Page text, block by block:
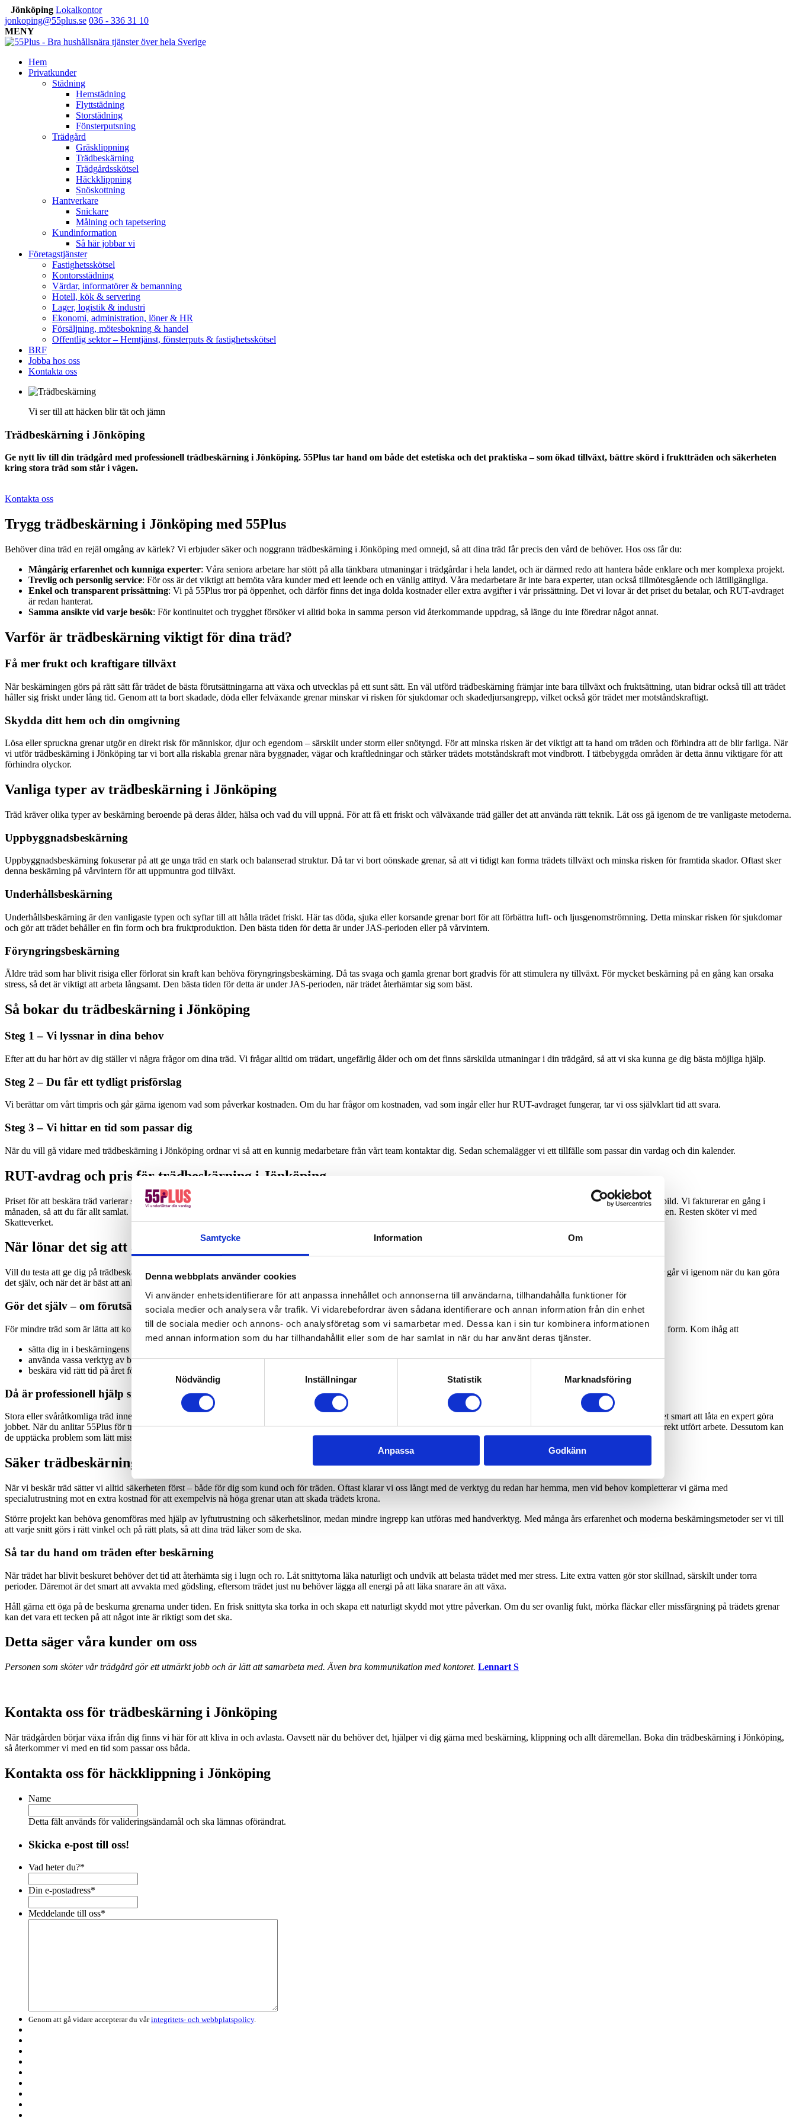
Samtycke Information Om
Denna webbplats använder cookies
Vi använder enhetsidentifierare för att anpassa innehållet och annonserna till användarna, tillhandahålla funktioner för
sociala medier och analysera vår trafik. Vi vidarebefordrar även sådana identifierare och annan information från din enhet
till de sociala medier och annons- och analysföretag som vi samarbetar med. Dessa kan i sin tur kombinera informationen
med annan information som du har tillhandahållit eller som de har samlat in när du har använt deras tjänster.
Samtyckesval
Nödvändig
Inställningar Statistik Marknadsföring
Anpassa Godkänn
Jönköping Lokalkontor
jonkoping@55plus.se 036 - 336 31 10
MENY
Hem
Privatkunder
Städning
Hemstädning
Flyttstädning
Storstädning
Fönsterputsning
Trädgård
Gräsklippning
Trädbeskärning
Trädgårdsskötsel
Häckklippning
Snöskottning
Hantverkare
Snickare
Målning och tapetsering
Kundinformation
Så här jobbar vi
Företagstjänster
Fastighetsskötsel
Kontorsstädning
Värdar, informatörer & bemanning
Hotell, kök & servering
Lager, logistik & industri
Ekonomi, administration, löner & HR
Försäljning, mötesbokning & handel
Offentlig sektor – Hemtjänst, fönsterputs & fastighetsskötsel
BRF
Jobba hos oss
Kontakta oss
Vi ser till att häcken blir tät och jämn
Trädbeskärning i Jönköping
Ge nytt liv till din trädgård med professionell trädbeskärning i Jönköping. 55Plus tar hand om både det estetiska och det praktiska – som ökad tillväxt, bättre skörd i fruktträden och säkerheten
kring stora träd som står i vägen.
Kontakta oss
Trygg trädbeskärning i Jönköping med 55Plus
Behöver dina träd en rejäl omgång av kärlek? Vi erbjuder säker och noggrann trädbeskärning i Jönköping med omnejd, så att dina träd får precis den vård de behöver. Hos oss får du:
Mångårig erfarenhet och kunniga experter: Våra seniora arbetare har stött på alla tänkbara utmaningar i trädgårdar i hela landet, och är därmed redo att hantera både enklare och mer komplexa projekt.
Trevlig och personlig service: För oss är det viktigt att bemöta våra kunder med ett leende och en vänlig attityd. Våra medarbetare är inte bara experter, utan också tillmötesgående och lättillgängliga.
Enkel och transparent prissättning: Vi på 55Plus tror på öppenhet, och därför finns det inga dolda kostnader eller extra avgifter i vår prissättning. Det vi lovar är det priset du betalar, och RUT-avdraget
är redan hanterat.
Samma ansikte vid varje besök: För kontinuitet och trygghet försöker vi alltid boka in samma person vid återkommande uppdrag, så länge du inte föredrar något annat.
Varför är trädbeskärning viktigt för dina träd?
Få mer frukt och kraftigare tillväxt
När beskärningen görs på rätt sätt får trädet de bästa förutsättningarna att växa och utvecklas på ett sunt sätt. En väl utförd trädbeskärning främjar inte bara tillväxt och fruktsättning, utan bidrar också till att trädet
håller sig friskt under lång tid. Genom att ta bort skadade, döda eller felväxande grenar minskar vi risken för sjukdomar och skadedjursangrepp, vilket också gör trädet mer motståndskraftigt.
Skydda ditt hem och din omgivning
Lösa eller spruckna grenar utgör en direkt risk för människor, djur och egendom – särskilt under storm eller snötyngd. För att minska risken är det viktigt att ta hand om träden och förhindra att de blir farliga. När
vi utför trädbeskärning i Jönköping tar vi bort alla riskabla grenar nära byggnader, vägar och kraftledningar och stärker trädets motståndskraft mot vindbrott. I tätbebyggda områden är detta ännu viktigare för att
förhindra olyckor.
Vanliga typer av trädbeskärning i Jönköping
Träd kräver olika typer av beskärning beroende på deras ålder, hälsa och vad du vill uppnå. För att få ett friskt och välväxande träd gäller det att använda rätt teknik. Låt oss gå igenom de tre vanligaste metoderna.
Uppbyggnadsbeskärning
Uppbyggnadsbeskärning fokuserar på att ge unga träd en stark och balanserad struktur. Då tar vi bort oönskade grenar, så att vi tidigt kan forma trädets tillväxt och minska risken för framtida skador. Oftast sker
denna beskärning på vårvintern för att uppmuntra god tillväxt.
Underhållsbeskärning
Underhållsbeskärning är den vanligaste typen och syftar till att hålla trädet friskt. Här tas döda, sjuka eller korsande grenar bort för att förbättra luft- och ljusgenomströmning. Detta minskar risken för sjukdomar
och gör att trädet behåller en fin form och bra fruktproduktion. Den bästa tiden för detta är under JAS-perioden eller på vårvintern.
Föryngringsbeskärning
Äldre träd som har blivit risiga eller förlorat sin kraft kan behöva föryngringsbeskärning. Då tas svaga och gamla grenar bort gradvis för att stimulera ny tillväxt. För mycket beskärning på en gång kan orsaka
stress, så det är viktigt att arbeta långsamt. Den bästa tiden för detta är under JAS-perioden, när trädet återhämtar sig som bäst.
Så bokar du trädbeskärning i Jönköping
Steg 1 – Vi lyssnar in dina behov
Efter att du har hört av dig ställer vi några frågor om dina träd. Vi frågar alltid om trädart, ungefärlig ålder och om det finns särskilda utmaningar i din trädgård, så att vi ska kunna ge dig bästa möjliga hjälp.
Steg 2 – Du får ett tydligt prisförslag
Vi berättar om vårt timpris och går gärna igenom vad som påverkar kostnaden. Om du har frågor om kostnaden, vad som ingår eller hur RUT-avdraget fungerar, tar vi oss självklart tid att svara.
Steg 3 – Vi hittar en tid som passar dig
När du vill gå vidare med trädbeskärning i Jönköping ordnar vi så att en kunnig medarbetare från vårt team kontaktar dig. Sedan schemalägger vi ett tillfälle som passar din vardag och din kalender.
RUT-avdrag och pris för trädbeskärning i Jönköping
Priset för att beskära träd varierar såklart. Det beror på hur stort trädet är, vad som behöver göras och hur det mår – men du kan alltid höra av dig till oss, så ger vi dig en klar prisbild. Vi fakturerar en gång i
månaden, så att du får allt samlat. Som pricken över i:et har du dessutom rätt till RUT-avdrag på trädbeskärning i Jönköping, vilket innebär att du bara betalar halva arbetskostnaden. Resten sköter vi med
Skatteverket.
När lönar det sig att anlita en expert?
Vill du testa att ge dig på trädbeskärningen på egen hand? I vissa fall räcker det faktiskt med lite kunskap och rätt verktyg, medan andra situationer kräver professionell hjälp. Här går vi igenom när du kan göra
det själv, och när det är bäst att anlita en expert.
Gör det själv – om förutsättningarna är rätt
För mindre träd som är lätta att komma åt fungerar ofta gör-det-själv-metoden utmärkt. Med rätt verktyg och lite grundläggande kunskap kan du göra mycket för trädets hälsa och form. Kom ihåg att
sätta dig in i beskärningens grunder
använda vassa verktyg av bra kvalitet
beskära vid rätt tid på året för just din trädart.
Då är professionell hjälp smartast
Stora eller svåråtkomliga träd innebär större risk – både för dig själv och för trädet. Om du är osäker på hur du ska göra, eller om trädet visar tecken på sjukdom eller skador, är det smart att låta en expert göra
jobbet. När du anlitar 55Plus för trädbeskärning i Jönköping är dina träd i trygga händer, då våra arborister har precis den kunskap och utrustning som krävs för ett säkert och korrekt utfört arbete. Dessutom kan
de upptäcka problem som lätt missas – som rötskador, svaga grenar eller tecken på ohälsa.
Säker trädbeskärning: Vi jobbar tryggt och effektivt i Jönköping
När vi beskär träd sätter vi alltid säkerheten först – både för dig som kund och för träden. Oftast klarar vi oss långt med de verktyg du redan har hemma, men vid behov kompletterar vi gärna med
specialutrustning mot en extra kostnad för att exempelvis nå höga grenar utan att skada trädets krona.
Större projekt kan behöva genomföras med hjälp av lyftutrustning och säkerhetslinor, medan mindre ingrepp kan utföras med handverktyg. Med många års erfarenhet och moderna beskärningsmetoder ser vi till
att varje snitt görs i rätt vinkel och på rätt plats, så att dina träd läker som de ska.
Så tar du hand om träden efter beskärning
När trädet har blivit beskuret behöver det tid att återhämta sig i lugn och ro. Låt snittytorna läka naturligt och undvik att belasta trädet med mer stress. Lite extra vatten gör stor skillnad, särskilt under torra
perioder. Däremot är det smart att avvakta med gödsling, eftersom trädet just nu behöver lägga all energi på att läka snarare än att växa.
Håll gärna ett öga på de beskurna grenarna under tiden. En frisk snittyta ska torka in och skapa ett naturligt skydd mot yttre påverkan. Om du ser ovanlig fukt, mörka fläckar eller missfärgning på trädets grenar
kan det vara ett tecken på att något inte är riktigt som det ska.
Detta säger våra kunder om oss
Personen som sköter vår trädgård gör ett utmärkt jobb och är lätt att samarbeta med. Även bra kommunikation med kontoret. Lennart S
Kontakta oss för trädbeskärning i Jönköping
När trädgården börjar växa ifrån dig finns vi här för att kliva in och avlasta. Oavsett när du behöver det, hjälper vi dig gärna med beskärning, klippning och allt däremellan. Boka din trädbeskärning i Jönköping,
så återkommer vi med en tid som passar oss båda.
Kontakta oss för häckklippning i Jönköping
Name
Detta fält används för valideringsändamål och ska lämnas oförändrat.
Skicka e-post till oss!
Vad heter du?*
Din e-postadress*
Meddelande till oss*
Genom att gå vidare accepterar du vårintegritets- och webbplatspolicy.